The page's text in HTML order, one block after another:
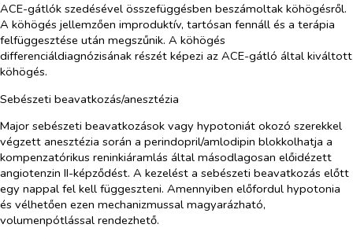
ACE-gátlók szedésével összefüggésben beszámoltak köhögésről.
A köhögés jellemzően improduktív, tartósan fennáll és a terápia
felfüggesztése után megszűnik. A köhögés
differenciáldiagnózisának részét képezi az ACE-gátló által kiváltott
köhögés.
Sebészeti beavatkozás/anesztézia
Major sebészeti beavatkozások vagy hypotoniát okozó szerekkel
végzett anesztézia során a perindopril/amlodipin blokkolhatja a
kompenzatórikus reninkiáramlás által másodlagosan előidézett
angiotenzin II-képződést. A kezelést a sebészeti beavatkozás előtt
egy nappal fel kell függeszteni. Amennyiben előfordul hypotonia
és vélhetően ezen mechanizmussal magyarázható,
volumenpótlással rendezhető.